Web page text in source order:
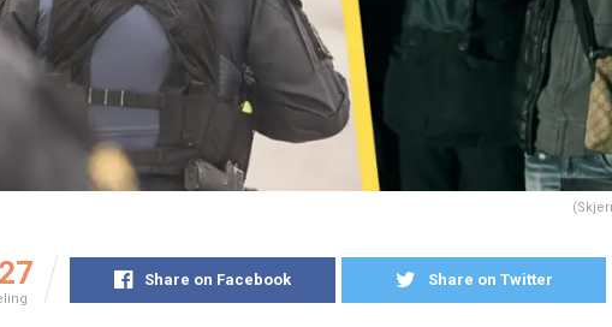
Share on Facebook Share on Twitter